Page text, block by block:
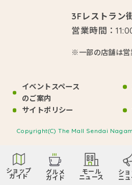
ショップ
ガイド
グルメ
ガイド
モール
ニュース
シ
ニ
3Fレストラン
営業時間：
※一部の店舗は営
イベントスペース
のご案内
サイトポリシー
Copyright(C) The Mall Sendai